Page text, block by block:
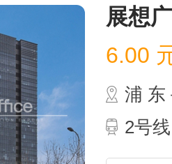
展想
6.00
浦 东
2号